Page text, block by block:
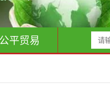
公平贸易